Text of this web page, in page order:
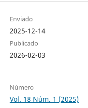
Enviado
2025-12-14
Publicado
2026-02-03
Número
Vol. 18 Núm. 1 (2025)